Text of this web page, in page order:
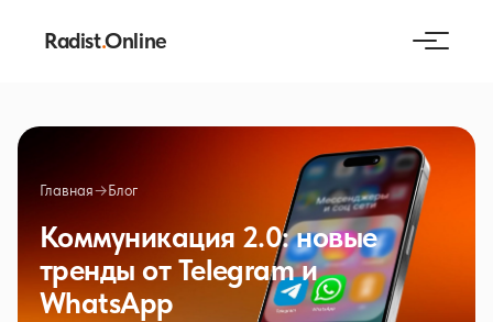
Radist.Online
Главная→Блог
Коммуникация 2.0: новые
тренды от Telegram и
WhatsApp